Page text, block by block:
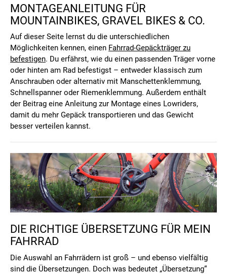
MONTAGEANLEITUNG FÜR
MOUNTAINBIKES, GRAVEL BIKES & CO.
Auf dieser Seite lernst du die unterschiedlichen
Möglichkeiten kennen, einen Fahrrad-Gepäckträger zu
befestigen. Du erfährst, wie du einen passenden Träger vorne
oder hinten am Rad befestigst – entweder klassisch zum
Anschrauben oder alternativ mit Manschettenklemmung,
Schnellspanner oder Riemenklemmung. Außerdem enthält
der Beitrag eine Anleitung zur Montage eines Lowriders,
damit du mehr Gepäck transportieren und das Gewicht
besser verteilen kannst.
DIE RICHTIGE ÜBERSETZUNG FÜR MEIN
FAHRRAD
Die Auswahl an Fahrrädern ist groß – und ebenso vielfältig
sind die Übersetzungen. Doch was bedeutet „Übersetzung“